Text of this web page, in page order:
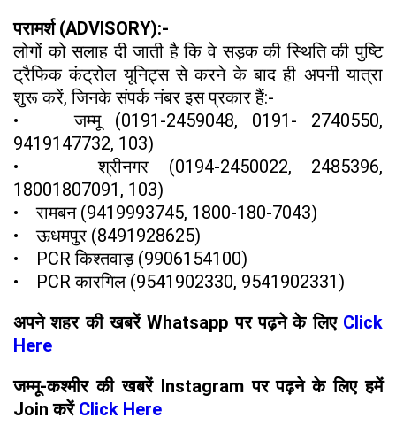
परामर्श (ADVISORY):-
लोगों को सलाह दी जाती है कि वे सड़क की स्थिति की पुष्टि
ट्रैफिक कंट्रोल यूनिट्स से करने के बाद ही अपनी यात्रा
शुरू करें, जिनके संपर्क नंबर इस प्रकार हैं:-
• जम्मू (0191-2459048, 0191- 2740550,
9419147732, 103)
• श्रीनगर (0194-2450022, 2485396,
18001807091, 103)
• रामबन (9419993745, 1800-180-7043)
• ऊधमपुर (8491928625)
• PCR किश्तवाड़ (9906154100)
• PCR कारगिल (9541902330, 9541902331)
अपने शहर की खबरें Whatsapp पर पढ़ने के लिए Click
Here
जम्मू-कश्मीर की खबरें Instagram पर पढ़ने के लिए हमें
Join करें Click Here